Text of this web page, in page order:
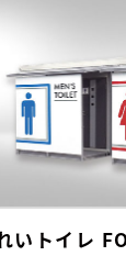
いトイレ